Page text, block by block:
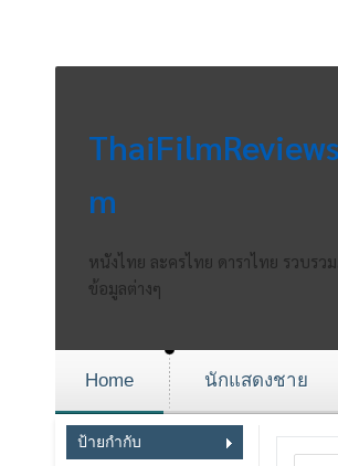
m
หนังไทย ละครไทย ดาราไทย รวบรว
ข้อมูลต่างๆ
Home นักแสดงชาย
ป้ายกำกับ